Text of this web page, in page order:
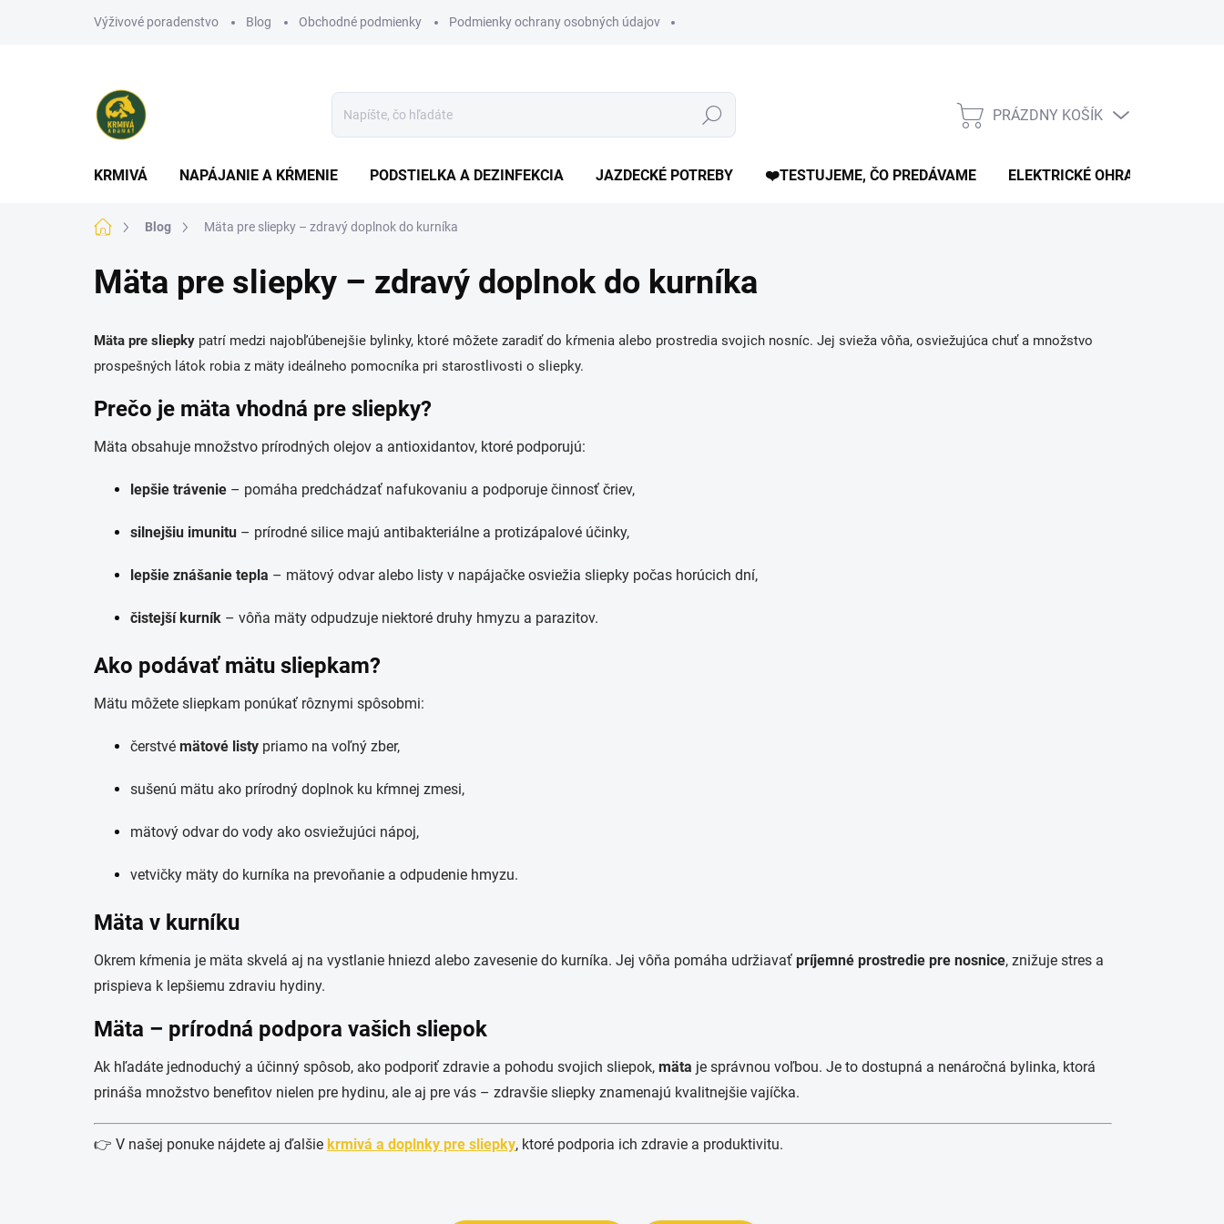
Výživové poradenstvo Blog Obchodné podmienky Podmienky ochrany osobných údajov
Hľadať
NÁKUPNÝ
PRÁZDNY KOŠÍK
KRMIVÁ NAPÁJANIE A KŔMENIE PODSTIELKA A DEZINFEKCIA JAZDECKÉ POTREBY ❤️TESTUJEME, ČO PREDÁVAME ELEKTRICKÉ OHRADNÍKY
DomovBlog Mäta pre sliepky – zdravý doplnok do kurníka
Mäta pre sliepky – zdravý doplnok do kurníka
Mäta pre sliepky patrí medzi najobľúbenejšie bylinky, ktoré môžete zaradiť do kŕmenia alebo prostredia svojich nosníc. Jej svieža vôňa, osviežujúca chuť a množstvo
prospešných látok robia z mäty ideálneho pomocníka pri starostlivosti o sliepky.
Prečo je mäta vhodná pre sliepky?
Mäta obsahuje množstvo prírodných olejov a antioxidantov, ktoré podporujú:
lepšie trávenie – pomáha predchádzať nafukovaniu a podporuje činnosť čriev,
silnejšiu imunitu – prírodné silice majú antibakteriálne a protizápalové účinky,
lepšie znášanie tepla – mätový odvar alebo listy v napájačke osviežia sliepky počas horúcich dní,
čistejší kurník – vôňa mäty odpudzuje niektoré druhy hmyzu a parazitov.
Ako podávať mätu sliepkam?
Mätu môžete sliepkam ponúkať rôznymi spôsobmi:
čerstvé mätové listy priamo na voľný zber,
sušenú mätu ako prírodný doplnok ku kŕmnej zmesi,
mätový odvar do vody ako osviežujúci nápoj,
vetvičky mäty do kurníka na prevoňanie a odpudenie hmyzu.
Mäta v kurníku
Okrem kŕmenia je mäta skvelá aj na vystlanie hniezd alebo zavesenie do kurníka. Jej vôňa pomáha udržiavať príjemné prostredie pre nosnice, znižuje stres a
prispieva k lepšiemu zdraviu hydiny.
Mäta – prírodná podpora vašich sliepok
Ak hľadáte jednoduchý a účinný spôsob, ako podporiť zdravie a pohodu svojich sliepok, mäta je správnou voľbou. Je to dostupná a nenáročná bylinka, ktorá
prináša množstvo benefitov nielen pre hydinu, ale aj pre vás – zdravšie sliepky znamenajú kvalitnejšie vajíčka.
👉 V našej ponuke nájdete aj ďalšie krmivá a doplnky pre sliepky, ktoré podporia ich zdravie a produktivitu.